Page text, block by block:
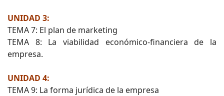
UNIDAD 3:
TEMA 7: El plan de marketing
TEMA 8: La viabilidad económico-financiera de la
empresa.
UNIDAD 4:
TEMA 9: La forma jurídica de la empresa